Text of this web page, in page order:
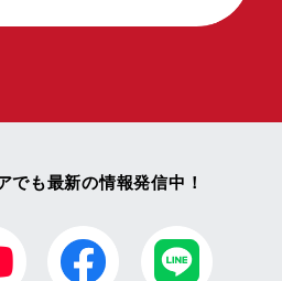
でも最新の情報発信中！